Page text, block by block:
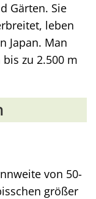
Gärten. Sie
leben
Japan. Man
zu 2.500 m
von 50-
größer